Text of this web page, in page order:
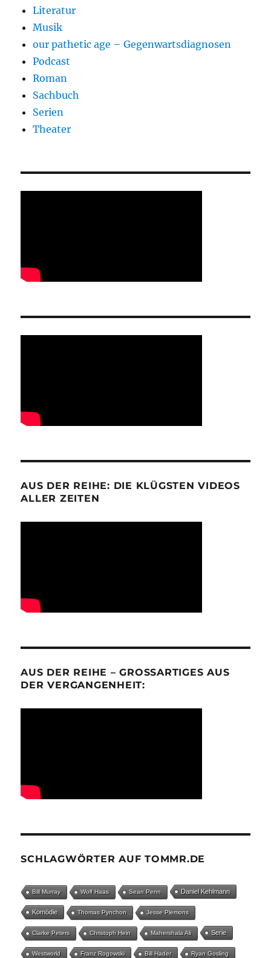
Literatur
Musik
our pathetic age – Gegenwartsdiagnosen
Podcast
Roman
Sachbuch
Serien
Theater
AUS DER REIHE: DIE KLÜGSTEN VIDEOS
ALLER ZEITEN
AUS DER REIHE – GROSSARTIGES AUS D
ER VERGANGENHEIT:
SCHLAGWÖRTER AUF TOMMR.DE
Bill Murray Wolf Haas Sean Penn Daniel Kehlmann
Komödie Thomas Pynchon Jesse Plemons
Clarke Peters Christoph Hein Mahershala Ali Serie
Westworld Franz Rogowski Bill Hader Ryan Gosling